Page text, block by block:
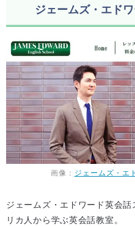
ジェームズ・エド
画像： ジェームズ・エ
ジェームズ・エドワード英会
リカ人から学ぶ英会話教室。